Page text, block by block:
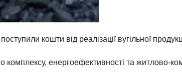
кошти від реалізації вугільної
комплексу, енергоефективності та житлово-